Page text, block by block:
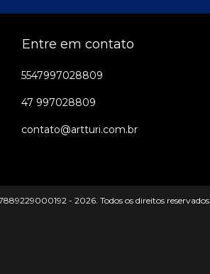
Entre em contato
5547997028809
47 997028809
contato@artturi.com.br
- 2026. Todos os direitos reservados.